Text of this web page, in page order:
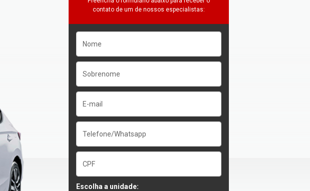
contato de um de nossos especialistas:
Escolha a unidade: